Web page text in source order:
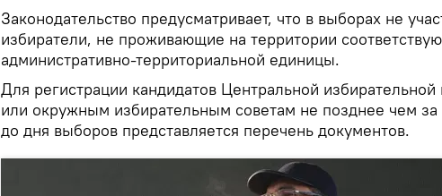
Законодательство предусматривает, что в выборах не
избиратели, не проживающие на территории
административно-территориальной единицы.
Для регистрации кандидатов Центральной избирательной
или окружным избирательным советам не позднее чем
до дня выборов представляется перечень документов.